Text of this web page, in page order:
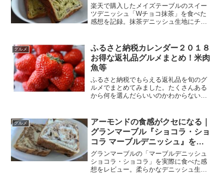
楽天で購入したメイズテーブルのスイー
ツデニッシュ「Wチョコ抹茶」を食べた
感想を記録。抹茶デニッシュ生地にチョ
子や断面写真とともにレビューします。
グルメ
ふるさと納税カレンダー２０１８
お得な返礼品グルメまとめ！米肉
魚等
ふるさと納税でもらえる返礼品を旬のグ
ルメでまとめてみました。たくさんある
から何を選んだらいいのかわからない！
返礼品。１万円以上の寄付金でもらえる
黒毛和牛の切り...
グルメ
アーモンドの食感がクセになる｜
グランマーブル『ショコラ・ショ
コラ マーブルデニッシュ』を実
食レビュー
グランマーブルの「マーブルデニッシュ
ショコラ・ショコラ」を実際に食べた感
想をレビュー。柔らかなデニッシュ生